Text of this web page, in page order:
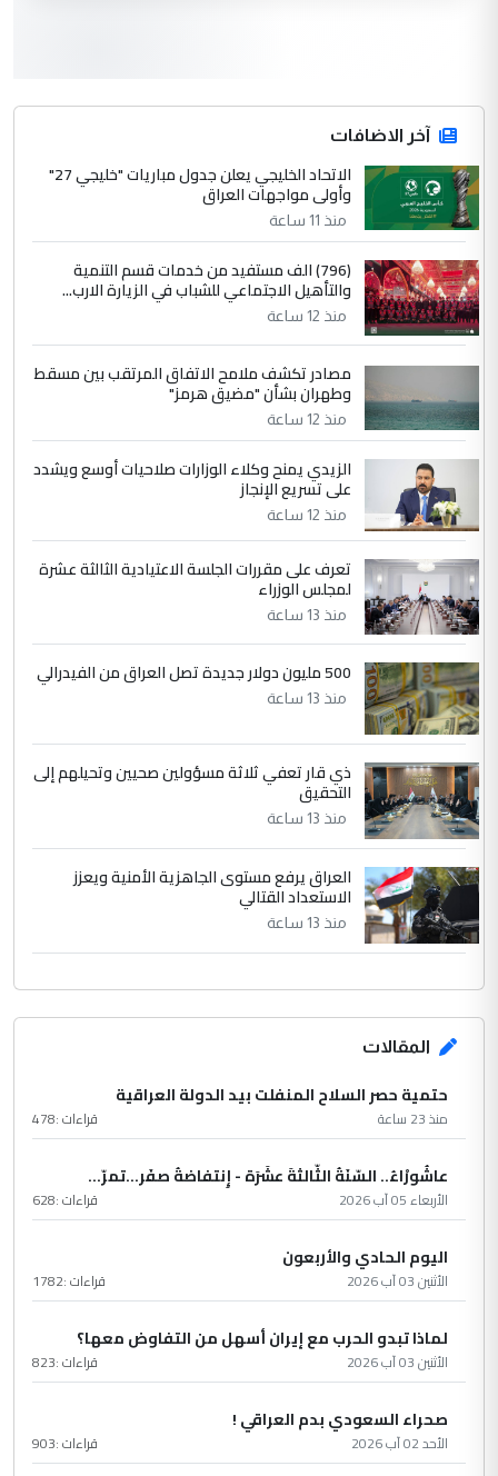
جنسية الرافد الثالث للعراق ومن اصول عريقة
ابا فرات ...
الموضوع :
الجواهري يرد على صدام حسين سل
مضجعيك يابن الزنا (نص كامل)
سردار
التعليق : واحد من عصابة علي ماما يسقط
جنسية الرافد الثالث للعراق ومن اصول عريقة
ابا فرات ...
الجواهري يرد على صدام حسين سل
مضجعيك يابن الزنا (نص كامل)
5
التعليق : تحياتي لك استاذ حامدتركان. كلام
دقيق ومسؤول؛ فالاستثمار الحقيقي للإنسان
الموضوع :
بين الإهمال واغتصاب الأرض.. بلاد
الرافدين تعاني الجفاف والتصحر!!
آخر الاضافات
الاتحاد الخليجي يعلن جدول مباريات "خليجي 27"
وأولى مواجهات العراق
منذ 11 ساعة
(796) الف مستفيد من خدمات قسم التنمية
والتأهيل الاجتماعي للشباب في الزيارة الارب...
منذ 12 ساعة
مصادر تكشف ملامح الاتفاق المرتقب بين مسقط
وطهران بشأن "مضيق هرمز"
منذ 12 ساعة
الزيدي يمنح وكلاء الوزارات صلاحيات أوسع ويشدد
على تسريع الإنجاز
منذ 12 ساعة
تعرف على مقررات الجلسة الاعتيادية الثالثة عشرة
لمجلس الوزراء
منذ 13 ساعة
500 مليون دولار جديدة تصل العراق من الفيدرالي
منذ 13 ساعة
ذي قار تعفي ثلاثة مسؤولين صحيين وتحيلهم إلى
التحقيق
منذ 13 ساعة
العراق يرفع مستوى الجاهزية الأمنية ويعزز
الاستعداد القتالي
منذ 13 ساعة
المقالات
حتمية حصر السلاح المنفلت بيد الدولة العراقية
منذ 23 ساعة قراءات :478
عاشُورْاءُ.. السّنَةُ الثّالثةَ عشَرَة - إِنتفاضةُ صفَر…تمرّ...
الأربعاء 05 آب 2026 قراءات :628
اليوم الحادي والأربعون
الأثنين 03 آب 2026 قراءات :1782
لماذا تبدو الحرب مع إيران أسهل من التفاوض معها؟
الأثنين 03 آب 2026 قراءات :823
صحراء السعودي بدم العراقي !
الأحد 02 آب 2026 قراءات :903